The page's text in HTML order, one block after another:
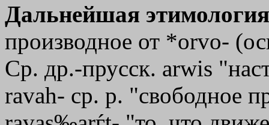
Дальнейшая
производное от *оrvо-
Ср. др.-прусск. arwis
ravah- ср. р. "свободное